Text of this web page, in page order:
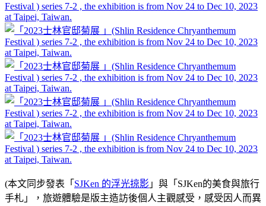
(本文同步發表「 SJKen 的浮光掠影 」與「SJKen的美食與旅行
手札」，旅遊體驗是版主造訪後個人主觀感受，感受因人而異